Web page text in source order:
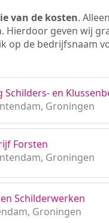
van de kosten.
Hierdoor geven wij
op de bedrijfsnaam
Schilders- en
Groningen
Forsten
Groningen
Schilderwerken
Groningen